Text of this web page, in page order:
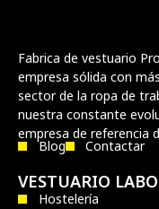
Fabrica de vestuario
empresa sólida con
sector de la ropa de
nuestra constante
empresa de referencia
Blog Contactar
VESTUARIO
Hostelería